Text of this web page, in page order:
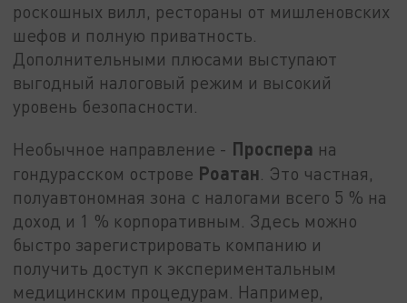
роскошных вилл, рестораны от мишленовских
шефов и полную приватность.
Дополнительными плюсами выступают
выгодный налоговый режим и высокий
уровень безопасности.
Необычное направление - Проспера на
гондурасском острове Роатан . Это частная,
полуавтономная зона с налогами всего 5 % на
доход и 1 % корпоративным. Здесь можно
быстро зарегистрировать компанию и
получить доступ к экспериментальным
медицинским процедурам. Например,